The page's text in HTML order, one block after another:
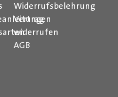
Widerrufsbelehrung
Vertrag
widerrufen
AGB